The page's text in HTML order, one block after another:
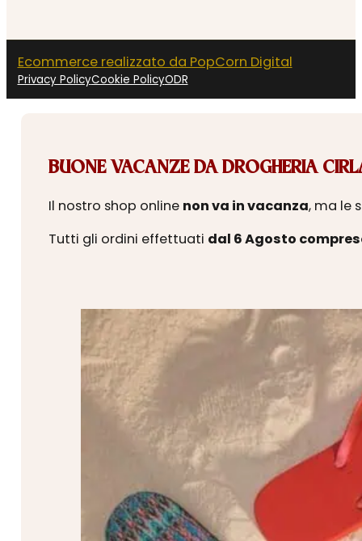
Ecommerce realizzato da PopCorn Digital
Privacy PolicyCookie PolicyODR
BUONE VACANZE DA DROGHERIA
Il nostro shop online non va in vacanza, ma le
Tutti gli ordini effettuati dal 6 Agosto